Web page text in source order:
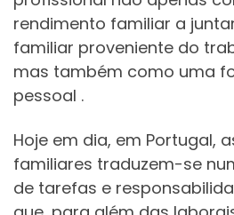
rendimento familiar a
familiar proveniente do
mas também como uma
pessoal .
Hoje em dia, em Portugal,
familiares traduzem-se
de tarefas e